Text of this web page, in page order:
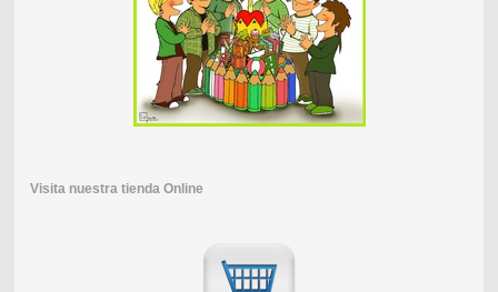
Visita nuestra tienda Online